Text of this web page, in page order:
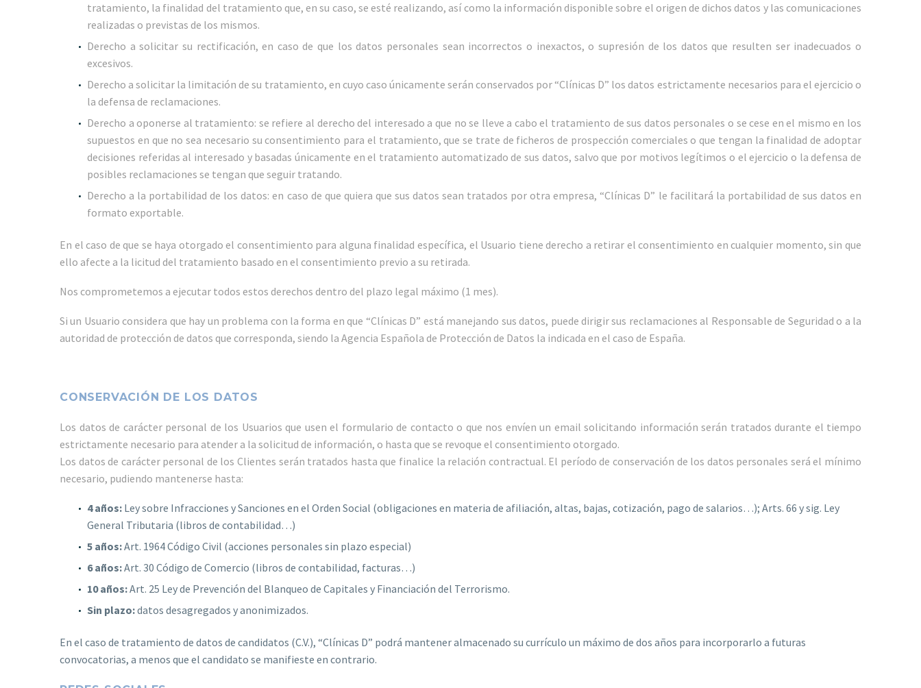
tratamiento, la finalidad del tratamiento que, en su caso, se esté realizando, así como la información disponible sobre el origen de dichos datos y las comunicaciones
realizadas o previstas de los mismos.
Derecho a solicitar su rectificación, en caso de que los datos personales sean incorrectos o inexactos, o supresión de los datos que resulten ser inadecuados o
excesivos.
Derecho a solicitar la limitación de su tratamiento, en cuyo caso únicamente serán conservados por “Clínicas D” los datos estrictamente necesarios para el ejercicio o
la defensa de reclamaciones.
Derecho a oponerse al tratamiento: se refiere al derecho del interesado a que no se lleve a cabo el tratamiento de sus datos personales o se cese en el mismo en los
supuestos en que no sea necesario su consentimiento para el tratamiento, que se trate de ficheros de prospección comerciales o que tengan la finalidad de adoptar
decisiones referidas al interesado y basadas únicamente en el tratamiento automatizado de sus datos, salvo que por motivos legítimos o el ejercicio o la defensa de
posibles reclamaciones se tengan que seguir tratando.
Derecho a la portabilidad de los datos: en caso de que quiera que sus datos sean tratados por otra empresa, “Clínicas D” le facilitará la portabilidad de sus datos en
formato exportable.
En el caso de que se haya otorgado el consentimiento para alguna finalidad específica, el Usuario tiene derecho a retirar el consentimiento en cualquier momento, sin que
ello afecte a la licitud del tratamiento basado en el consentimiento previo a su retirada.
Nos comprometemos a ejecutar todos estos derechos dentro del plazo legal máximo (1 mes).
Si un Usuario considera que hay un problema con la forma en que “Clínicas D” está manejando sus datos, puede dirigir sus reclamaciones al Responsable de Seguridad o a la
autoridad de protección de datos que corresponda, siendo la Agencia Española de Protección de Datos la indicada en el caso de España.
CONSERVACIÓN DE LOS DATOS
Los datos de carácter personal de los Usuarios que usen el formulario de contacto o que nos envíen un email solicitando información serán tratados durante el tiempo
estrictamente necesario para atender a la solicitud de información, o hasta que se revoque el consentimiento otorgado.
Los datos de carácter personal de los Clientes serán tratados hasta que finalice la relación contractual. El período de conservación de los datos personales será el mínimo
necesario, pudiendo mantenerse hasta:
4 años: Ley sobre Infracciones y Sanciones en el Orden Social (obligaciones en materia de afiliación, altas, bajas, cotización, pago de salarios…); Arts. 66 y sig. Ley
General Tributaria (libros de contabilidad…)
5 años:Art. 1964 Código Civil (acciones personales sin plazo especial)
6 años:Art. 30 Código de Comercio (libros de contabilidad, facturas…)
10 años:Art. 25 Ley de Prevención del Blanqueo de Capitales y Financiación del Terrorismo.
Sin plazo:datos desagregados y anonimizados.
En el caso de tratamiento de datos de candidatos (C.V.), “Clínicas D” podrá mantener almacenado su currículo un máximo de dos años para incorporarlo a futuras
convocatorias, a menos que el candidato se manifieste en contrario.